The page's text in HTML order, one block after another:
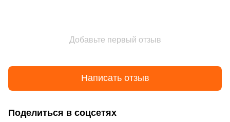
Добавьте первый отзыв
Написать отзыв
Поделиться в соцсетях